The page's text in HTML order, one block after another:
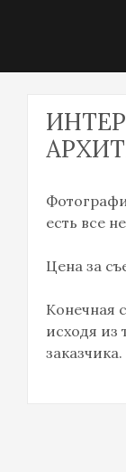
есть все
Цена за
Конечная
исходя из
заказчика.